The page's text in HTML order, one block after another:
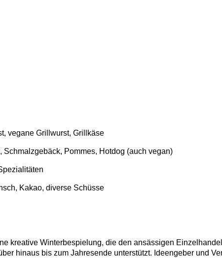
vegane Grillwurst, Grillkäse
Schmalzgebäck, Pommes, Hotdog (auch vegan)
Kakao, diverse Schüsse
kreative Winterbespielung, die den ansässigen
hinaus bis zum Jahresende unterstützt. Ideengeber und